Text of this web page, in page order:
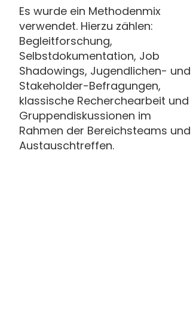
Es wurde ein Methodenmix
verwendet. Hierzu zählen:
Begleitforschung,
Selbstdokumentation, Job
Shadowings, Jugendlichen- und
Stakeholder-Befragungen,
klassische Recherchearbeit und
Gruppendiskussionen im
Rahmen der Bereichsteams und
Austauschtreffen.